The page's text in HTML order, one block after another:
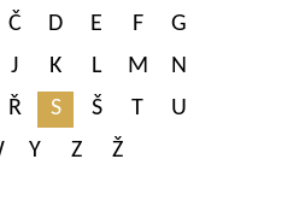
Č D E F
G
J K L M
N
Ř S Š T
U
Y Z Ž